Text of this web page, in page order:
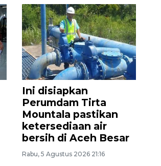
Ini disiapkan
Perumdam Tirta
Mountala pastikan
ketersediaan air
bersih di Aceh Besar
Rabu, 5 Agustus 2026 21:16